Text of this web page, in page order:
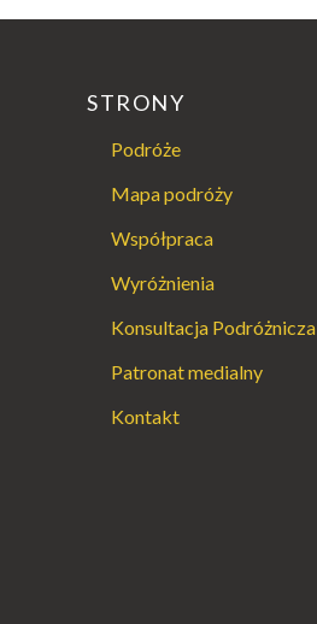
STRONY
Podróże
Mapa podróży
Współpraca
Wyróżnienia
Konsultacja Podróżnicza
Patronat medialny
Kontakt